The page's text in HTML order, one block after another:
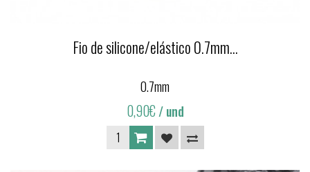
Fio de silicone/elástico 0.7mm...
0.7mm
0,90€/ und